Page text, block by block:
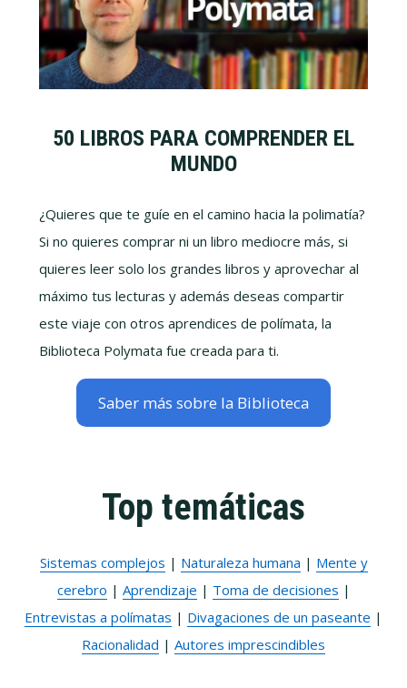
50 LIBROS PARA COMPRENDER EL
MUNDO
¿Quieres que te guíe en el camino hacia la polimatía?
Si no quieres comprar ni un libro mediocre más, si
quieres leer solo los grandes libros y aprovechar al
máximo tus lecturas y además deseas compartir
este viaje con otros aprendices de polímata, la
Biblioteca Polymata fue creada para ti.
Saber más sobre la Biblioteca
Top temáticas
Sistemas complejos | Naturaleza humana | Mente y
cerebro | Aprendizaje | Toma de decisiones |
Entrevistas a polímatas | Divagaciones de un paseante |
Racionalidad | Autores imprescindibles